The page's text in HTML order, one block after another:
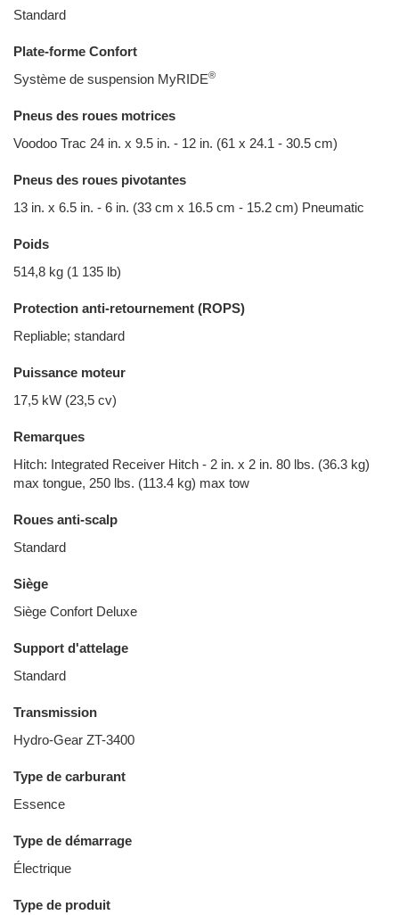
Standard
Plate-forme Confort
Système de suspension MyRIDE®
Pneus des roues motrices
Voodoo Trac 24 in. x 9.5 in. - 12 in. (61 x 24.1 - 30.5 cm)
Pneus des roues pivotantes
13 in. x 6.5 in. - 6 in. (33 cm x 16.5 cm - 15.2 cm) Pneumatic
Poids
514,8 kg (1 135 lb)
Protection anti-retournement (ROPS)
Repliable; standard
Puissance moteur
17,5 kW (23,5 cv)
Remarques
Hitch: Integrated Receiver Hitch - 2 in. x 2 in. 80 lbs. (36.3 kg)
max tongue, 250 lbs. (113.4 kg) max tow
Roues anti-scalp
Standard
Siège
Siège Confort Deluxe
Support d'attelage
Standard
Transmission
Hydro-Gear ZT-3400
Type de carburant
Essence
Type de démarrage
Électrique
Type de produit